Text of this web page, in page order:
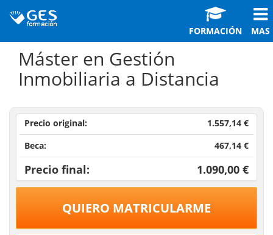
FORMACIÓN MAS
Máster en Gestión
Inmobiliaria a Distancia
Precio original:
1.557,14 €
Beca:
467,14 €
Precio final: 1.090,00 €
QUIERO MATRICULARME